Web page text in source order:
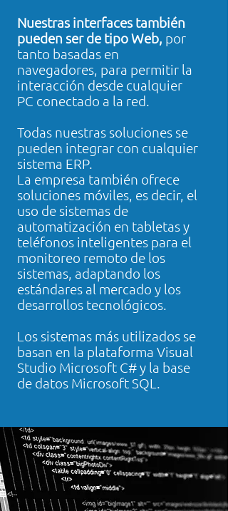
Nuestras interfaces también
pueden ser de tipo Web, por
tanto basadas en
navegadores, para permitir la
interacción desde cualquier
PC conectado a la red.
Todas nuestras soluciones se
pueden integrar con cualquier
sistema ERP.
La empresa también ofrece
soluciones móviles, es decir, el
uso de sistemas de
automatización en tabletas y
teléfonos inteligentes para el
monitoreo remoto de los
sistemas, adaptando los
estándares al mercado y los
desarrollos tecnológicos.
Los sistemas más utilizados se
basan en la plataforma Visual
Studio Microsoft C# y la base
de datos Microsoft SQL.